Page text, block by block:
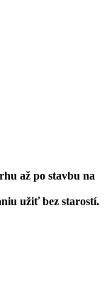
až po stavbu na
užiť bez starostí.